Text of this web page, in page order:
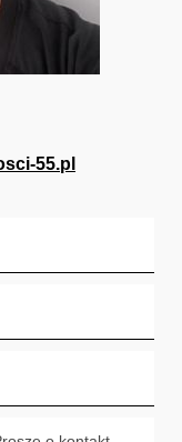
55.pl